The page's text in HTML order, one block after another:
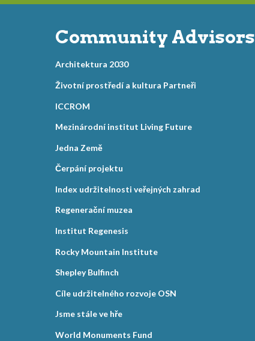
Community Advisors
Architektura 2030
Životní prostředí a kultura Partneři
ICCROM
Mezinárodní institut Living Future
Jedna Země
Čerpání projektu
Index udržitelnosti veřejných zahrad
Regenerační muzea
Institut Regenesis
Rocky Mountain Institute
Shepley Bulfinch
Cíle udržitelného rozvoje OSN
Jsme stále ve hře
World Monuments Fund